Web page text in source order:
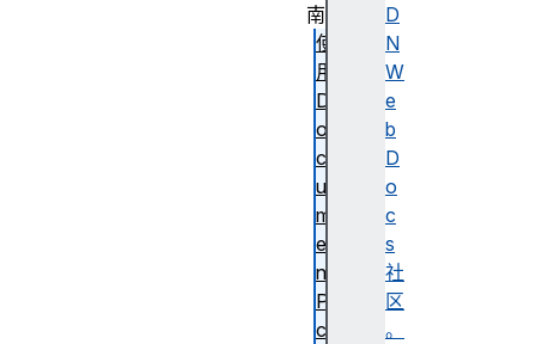
D
N
W
e
b
D
o
c
s
社
区
。
南
使
用
D
o
c
u
m
e
nt
Pi
ct